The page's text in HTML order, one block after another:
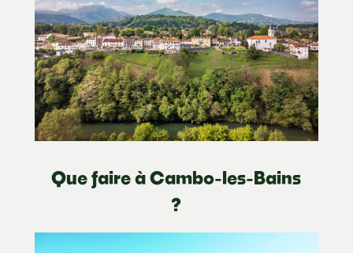
Que faire à Cambo-les-Bains
?